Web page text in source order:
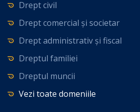
Drept civil
Drept comercial și societar
Drept administrativ și fiscal
Dreptul familiei
Dreptul muncii
Vezi toate domeniile